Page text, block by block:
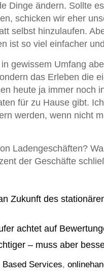
Dinge ändern. Sollte
schicken wir eher
selbst hinzulaufen.
ist so viel einfacher
gewissem Umfang
das Erleben die
heute ja immer noch
für zu Hause gibt.
werden, wenn nicht
Ladengeschäften?
der Geschäfte
Zukunft des
achtet auf
– muss aber
Based Services,